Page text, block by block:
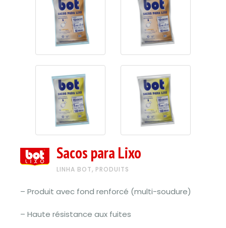
Sacos para Lixo
LINHA BOT, PRODUITS
– Produit avec fond renforcé (multi-soudure)
– Haute résistance aux fuites